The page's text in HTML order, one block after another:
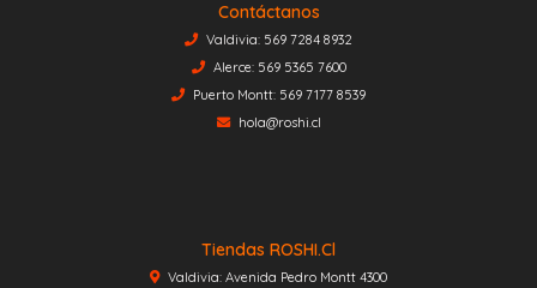
Contáctanos
Valdivia: 569 7284 8932
Alerce: 569 5365 7600
Puerto Montt: 569 7177 8539
hola@roshi.cl
Tiendas ROSHI.cl
Valdivia: Avenida Pedro Montt 4300